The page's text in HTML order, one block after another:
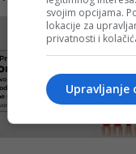
svojim opcijama.
lokacije za
privatnosti i
Upravljanje